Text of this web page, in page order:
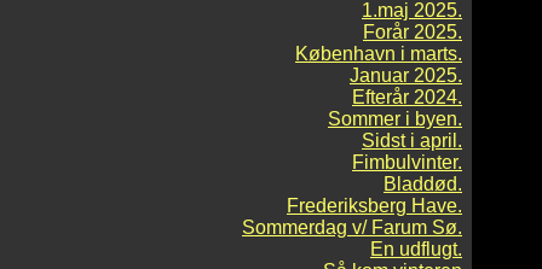
1.maj 2025.
Forår 2025.
København i marts.
Januar 2025.
Efterår 2024.
Sommer i byen.
Sidst i april.
Fimbulvinter.
Bladdød.
Frederiksberg Have.
Sommerdag v/ Farum Sø.
En udflugt.